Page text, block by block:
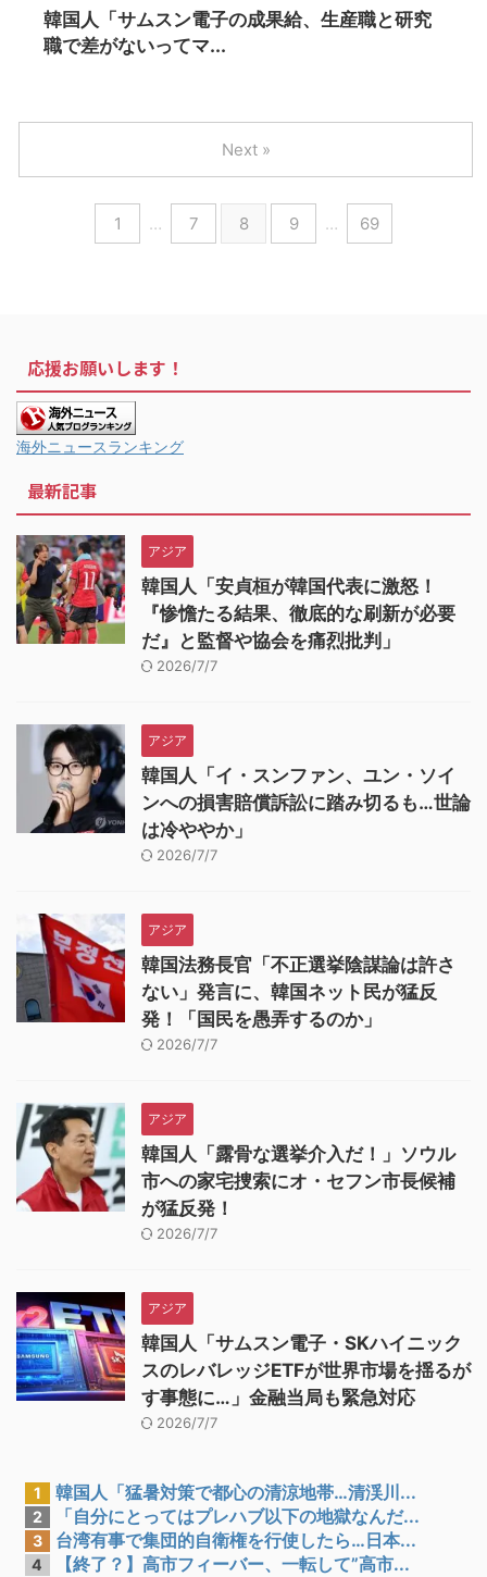
韓国人「サムスン電子の成果給、生産職と研究
職で差がないってマ...
1 … 7 8 9 … 69
Next »
応援お願いします！
海外ニュースランキング
最新記事
アジア
韓国人「安貞桓が韓国代表に激怒！
『惨憺たる結果、徹底的な刷新が必要
だ』と監督や協会を痛烈批判」
2026/7/7
アジア
韓国人「イ・スンファン、ユン・ソイ
ンへの損害賠償訴訟に踏み切るも…世論
は冷ややか」
2026/7/7
アジア
韓国法務長官「不正選挙陰謀論は許さ
ない」発言に、韓国ネット民が猛反
発！「国民を愚弄するのか」
2026/7/7
アジア
韓国人「露骨な選挙介入だ！」ソウル
市への家宅捜索にオ・セフン市長候補
が猛反発！
2026/7/7
アジア
韓国人「サムスン電子・SKハイニック
スのレバレッジETFが世界市場を揺るが
す事態に…」金融当局も緊急対応
2026/7/7
1 韓国人「猛暑対策で都心の清涼地帯…清渓川...
2 「自分にとってはプレハブ以下の地獄なんだ...
3 台湾有事で集団的自衛権を行使したら…日本...
4
【終了？】高市フィーバー、一転して”高市...